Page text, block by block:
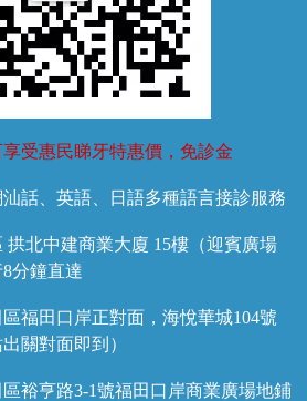
受惠民睇牙特惠價，免診金
話、英語、日語多種語言接診服務
拱北中建商業大廈 15樓（迎賓廣場
分鐘直達
福田口岸正對面，海悅華城104號
關對面即到）
裕亨路3-1號福田口岸商業廣場地鋪